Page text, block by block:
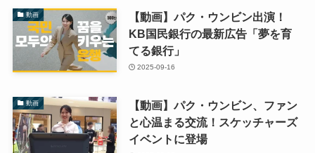
動画
【動画】パク・ウンビン出演！
KB国民銀行の最新広告「夢を育
てる銀行」
2025-09-16
動画
【動画】パク・ウンビン、ファン
と心温まる交流！スケッチャーズ
イベントに登場